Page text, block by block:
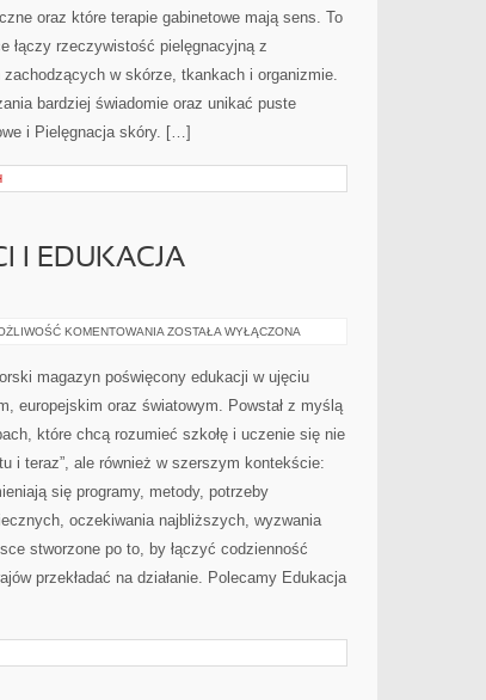
oraz które terapie gabinetowe mają sens. To
łączy rzeczywistość pielęgnacyjną z
w skórze, tkankach i organizmie.
bardziej świadomie oraz unikać puste
i Pielęgnacja skóry. […]
I EDUKACJA
KOMENTOWANIA ZAWODY
EDUKACJA
ZAWODOWA
ZOSTAŁA WYŁĄCZONA
magazyn poświęcony edukacji w ujęciu
europejskim oraz światowym. Powstał z myślą
które chcą rozumieć szkołę i uczenie się nie
i teraz”, ale również w szerszym kontekście:
się programy, metody, potrzeby
oczekiwania najbliższych, wyzwania
stworzone po to, by łączyć codzienność
przekładać na działanie. Polecamy Edukacja